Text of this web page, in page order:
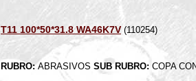
T11 100*50*31.8 WA46K7V (110254)
RUBRO:ABRASIVOS SUB RUBRO: COPA